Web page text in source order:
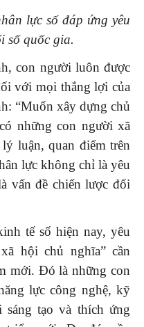
lực số đáp ứng yêu
số quốc gia.
con người luôn được
với mọi thắng lợi của
“Muốn xây dựng chủ
những con người xã
luận, quan điểm trên
lực không chỉ là yêu
vấn đề chiến lược đối
tế số hiện nay, yêu
hội chủ nghĩa” cần
mới. Đó là những con
lực công nghệ, kỹ
tạo và thích ứng